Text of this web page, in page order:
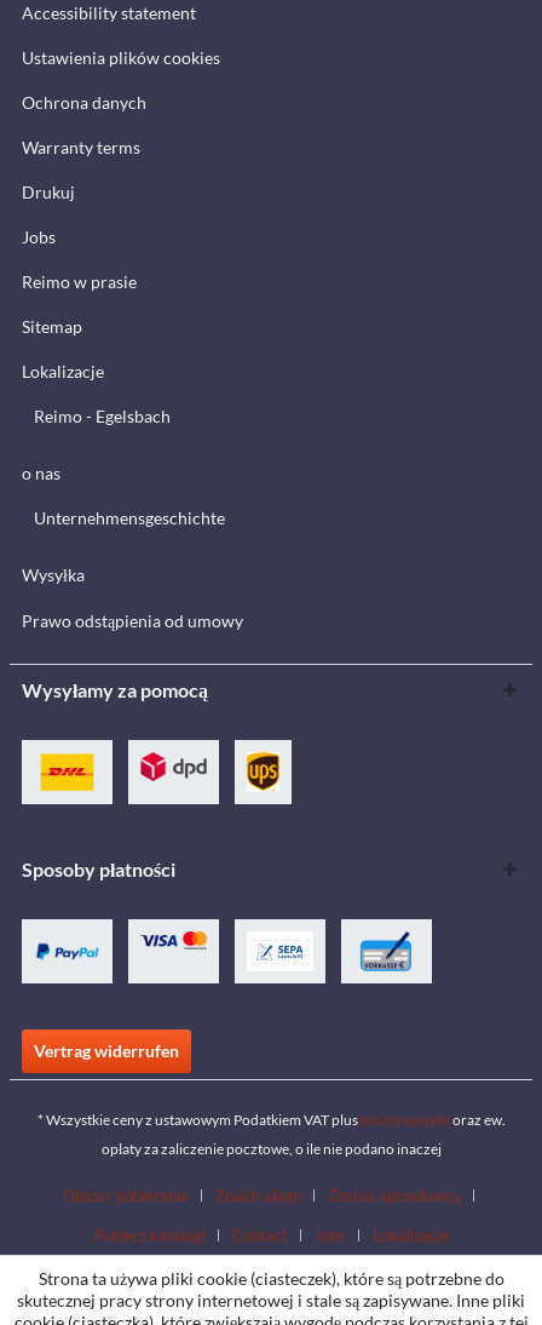
Accessibility statement
Ustawienia plików cookies
Ochrona danych
Warranty terms
Drukuj
Jobs
Reimo w prasie
Sitemap
Lokalizacje
Reimo - Egelsbach
o nas
Unternehmensgeschichte
Wysyłka
Prawo odstąpienia od umowy
Wysyłamy za pomocą
Sposoby płatności
Vertrag widerrufen
* Wszystkie ceny z ustawowym Podatkiem VAT plus koszty wysyłki oraz ew.
opłaty za zaliczenie pocztowe, o ile nie podano inaczej
Obszar pobierania Znajdź sklep Zostań sprzedawcą
Pobierz katalogi Contact Jobs Lokalizacje
Strona ta używa pliki cookie (ciasteczek), które są potrzebne do
skutecznej pracy strony internetowej i stale są zapisywane. Inne pliki